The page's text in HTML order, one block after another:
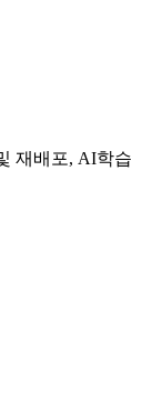
재배포, AI학습